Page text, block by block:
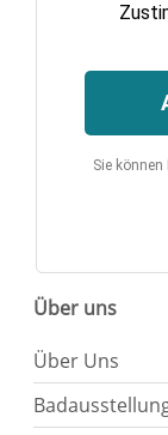
Sie
Über uns
Über Uns